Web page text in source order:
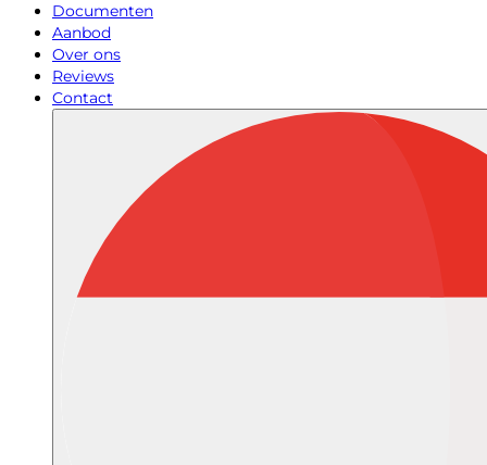
Documenten
Aanbod
Over ons
Reviews
Contact